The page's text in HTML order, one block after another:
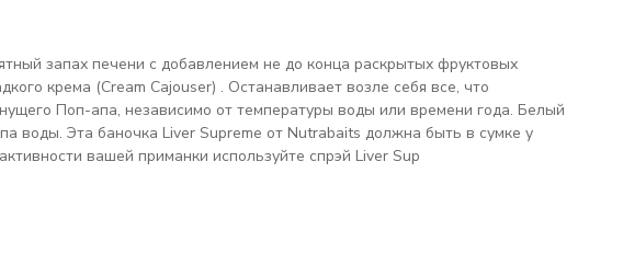
запах печени с добавлением не до конца раскрытых фруктовых
крема (Cream Cajouser) . Останавливает возле себя все, что
Поп-апа, независимо от температуры воды или времени года. Белый
воды. Эта баночка Liver Supreme от Nutrabaits должна быть в сумке у
вашей приманки используйте спрэй Liver Sup